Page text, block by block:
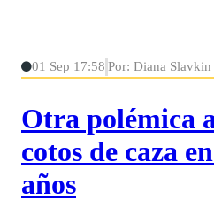
01 Sep 17:58 Por: Diana Slavkin
Otra polémica
cotos de caza
años